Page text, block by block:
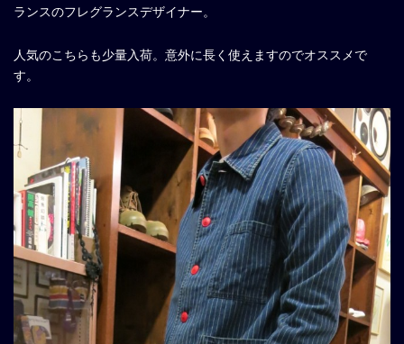
ランスのフレグランスデザイナー。
人気のこちらも少量入荷。意外に長く使えますのでオススメで
す。